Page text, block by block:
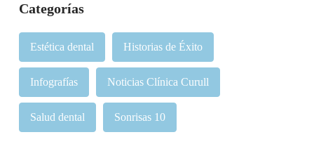
Categorías
Estética dental Historias de Éxito
Infografías Noticias Clínica Curull
Salud dental Sonrisas 10